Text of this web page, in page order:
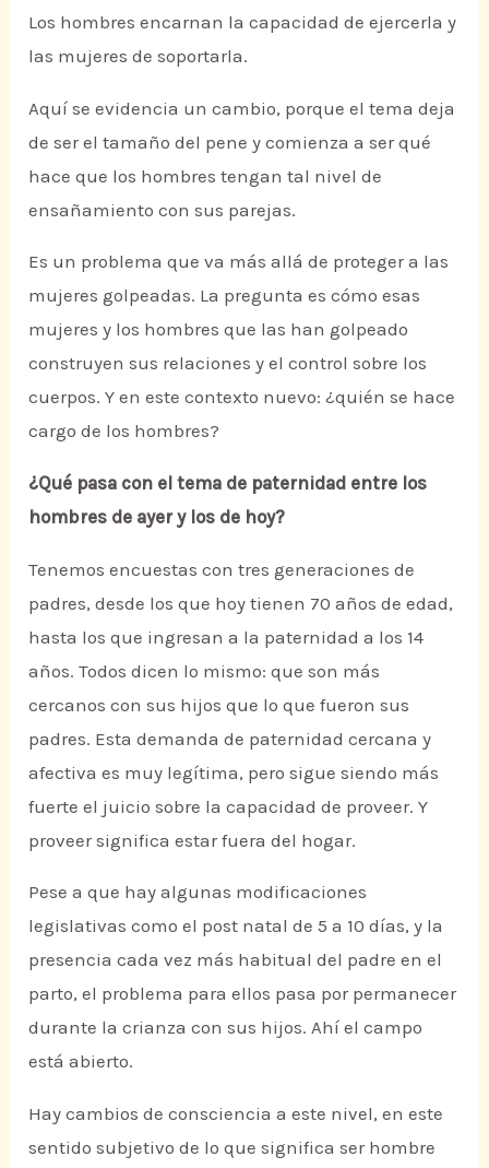
Los hombres encarnan la capacidad de ejercerla y
las mujeres de soportarla.
Aquí se evidencia un cambio, porque el tema deja
de ser el tamaño del pene y comienza a ser qué
hace que los hombres tengan tal nivel de
ensañamiento con sus parejas.
Es un problema que va más allá de proteger a las
mujeres golpeadas. La pregunta es cómo esas
mujeres y los hombres que las han golpeado
construyen sus relaciones y el control sobre los
cuerpos. Y en este contexto nuevo: ¿quién se hace
cargo de los hombres?
¿Qué pasa con el tema de paternidad entre los
hombres de ayer y los de hoy?
Tenemos encuestas con tres generaciones de
padres, desde los que hoy tienen 70 años de edad,
hasta los que ingresan a la paternidad a los 14
años. Todos dicen lo mismo: que son más
cercanos con sus hijos que lo que fueron sus
padres. Esta demanda de paternidad cercana y
afectiva es muy legítima, pero sigue siendo más
fuerte el juicio sobre la capacidad de proveer. Y
proveer significa estar fuera del hogar.
Pese a que hay algunas modificaciones
legislativas como el post natal de 5 a 10 días, y la
presencia cada vez más habitual del padre en el
parto, el problema para ellos pasa por permanecer
durante la crianza con sus hijos. Ahí el campo
está abierto.
Hay cambios de consciencia a este nivel, en este
sentido subjetivo de lo que significa ser hombre